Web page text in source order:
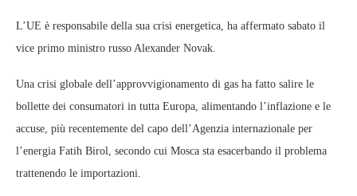
L’UE è responsabile della sua crisi energetica, ha affermato sabato il
vice primo ministro russo Alexander Novak.
Una crisi globale dell’approvvigionamento di gas ha fatto salire le
bollette dei consumatori in tutta Europa, alimentando l’inflazione e le
accuse, più recentemente del capo dell’Agenzia internazionale per
l’energia Fatih Birol, secondo cui Mosca sta esacerbando il problema
trattenendo le importazioni.